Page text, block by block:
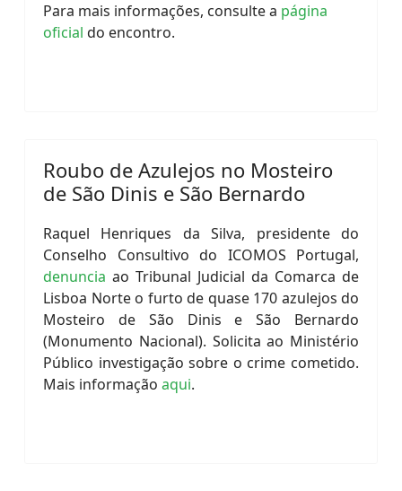
Para mais informações, consulte a página
oficial do encontro.
Roubo de Azulejos no Mosteiro
de São Dinis e São Bernardo
Raquel Henriques da Silva, presidente do
Conselho Consultivo do ICOMOS Portugal,
denuncia ao Tribunal Judicial da Comarca de
Lisboa Norte o furto de quase 170 azulejos do
Mosteiro de São Dinis e São Bernardo
(Monumento Nacional). Solicita ao Ministério
Público investigação sobre o crime cometido.
Mais informação aqui.